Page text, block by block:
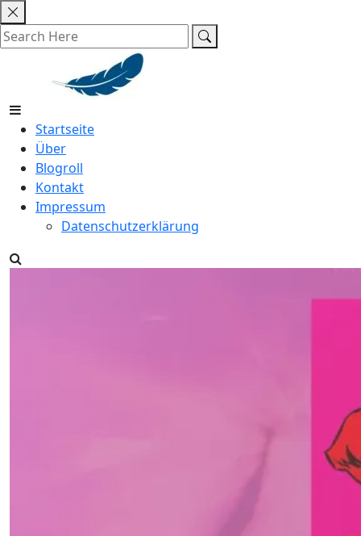
Skip
to
content
Startseite
Über
Blogroll
Kontakt
Impressum
Datenschutzerklärung